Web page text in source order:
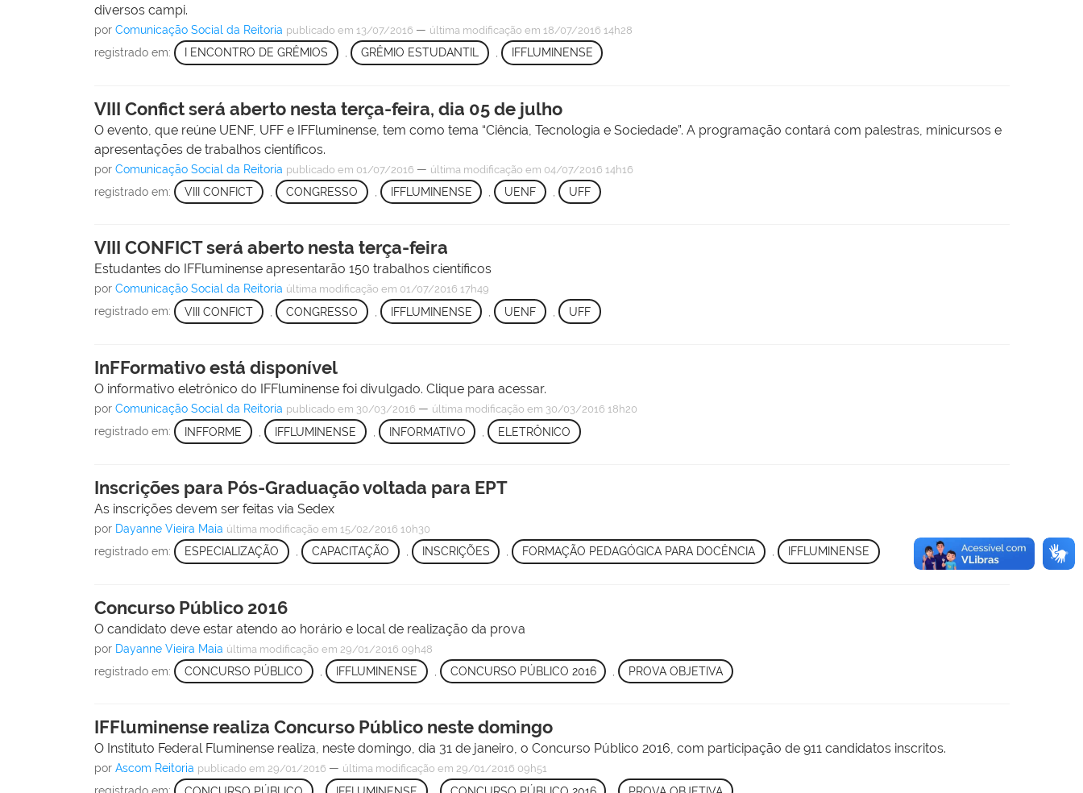
diversos campi.
porComunicação Social da Reitoria publicado em 13/07/2016 — última modificação em 18/07/2016 14h28
registrado em: I ENCONTRO DE GRÊMIOS , GRÊMIO ESTUDANTIL , IFFLUMINENSE
VIII Confict será aberto nesta terça-feira, dia 05 de julho
O evento, que reúne UENF, UFF e IFFluminense, tem como tema “Ciência, Tecnologia e Sociedade”. A programação contará com palestras, minicursos e
apresentações de trabalhos científicos.
porComunicação Social da Reitoria publicado em 01/07/2016 — última modificação em 04/07/2016 14h16
registrado em: VIII CONFICT CONGRESSO IFFLUMINENSE , UENF , UFF
VIII CONFICT será aberto nesta terça-feira
Estudantes do IFFluminense apresentarão 150 trabalhos científicos
porComunicação Social da Reitoria última modificação em 01/07/2016 17h49
registrado em: VIII CONFICT CONGRESSO IFFLUMINENSE , UENF , UFF
InFFormativo está disponível
O informativo eletrônico do IFFluminense foi divulgado. Clique para acessar.
porComunicação Social da Reitoria publicado em 30/03/2016 — última modificação em 30/03/2016 18h20
registrado em: INFFORME IFFLUMINENSE INFORMATIVO , ELETRÔNICO
Inscrições para Pós-Graduação voltada para EPT
As inscrições devem ser feitas via Sedex
por Dayanne Vieira Maia última modificação em 15/02/2016 10h30
registrado em: ESPECIALIZAÇÃO , CAPACITAÇÃO , INSCRIÇÕES , FORMAÇÃO PEDAGÓGICA PARA DOCÊNCIA , IFFLUMINENSE
Concurso Público 2016
O candidato deve estar atendo ao horário e local de realização da prova
por Dayanne Vieira Maia última modificação em 29/01/2016 09h48
registrado em: CONCURSO PÚBLICO IFFLUMINENSE CONCURSO PÚBLICO 2016 , PROVA OBJETIVA
IFFluminense realiza Concurso Público neste domingo
O Instituto Federal Fluminense realiza, neste domingo, dia 31 de janeiro, o Concurso Público 2016, com participação de 911 candidatos inscritos.
porAscom Reitoria publicado em 29/01/2016 — última modificação em 29/01/2016 09h51